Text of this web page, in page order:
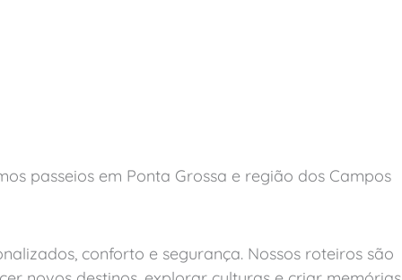
passeios em Ponta Grossa e região dos Campos
conforto e segurança. Nossos roteiros são